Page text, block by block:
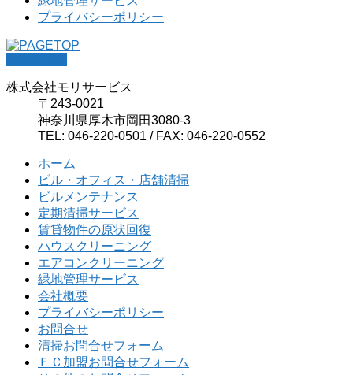
プライバシーポリシー
株式会社モリサービス
〒243-0021
神奈川県厚木市岡田3080-3
TEL: 046-220-0501 / FAX: 046-220-0552
ホーム
ビル・オフィス・店舗清掃
ビルメンテナンス
定期清掃サービス
賃貸物件の原状回復
ハウスクリーニング
エアコンクリーニング
緑地管理サービス
会社概要
プライバシーポリシー
お問合せ
清掃お問合せフォーム
ＦＣ加盟お問合せフォーム